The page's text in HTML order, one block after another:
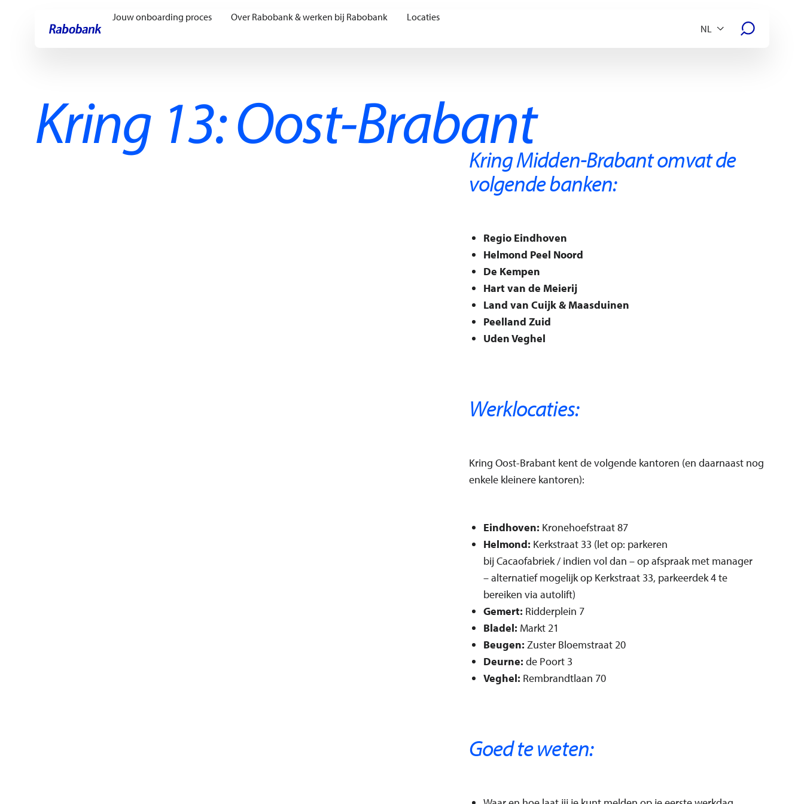
Ga direct naar:Hoofdinhoud
Jouw onboarding proces Over Rabobank & werken bij Rabobank Locaties
Kring 13: Oost-Brabant
Kring Midden-Brabant omvat de
volgende banken:
Regio Eindhoven
Helmond Peel Noord
De Kempen
Hart van de Meierij
Land van Cuijk & Maasduinen
Peelland Zuid
Uden Veghel
Werklocaties:
Kring Oost-Brabant kent de volgende kantoren (en daarnaast nog
enkele kleinere kantoren):
Eindhoven: Kronehoefstraat 87
Helmond: Kerkstraat 33 (let op: parkeren
bij Cacaofabriek / indien vol dan – op afspraak met manager
– alternatief mogelijk op Kerkstraat 33, parkeerdek 4 te
bereiken via autolift)
Gemert: Ridderplein 7
Bladel: Markt 21
Beugen: Zuster Bloemstraat 20
Deurne: de Poort 3
Veghel: Rembrandtlaan 70
Goed te weten: